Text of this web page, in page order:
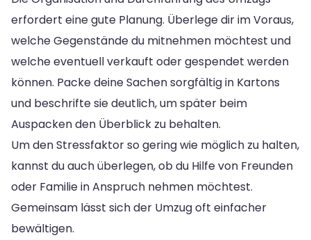
erfordert eine gute Planung. Überlege dir im Voraus,
welche Gegenstände du mitnehmen möchtest und
welche eventuell verkauft oder gespendet werden
können. Packe deine Sachen sorgfältig in Kartons
und beschrifte sie deutlich, um später beim
Auspacken den Überblick zu behalten.
Um den Stressfaktor so gering wie möglich zu halten,
kannst du auch überlegen, ob du Hilfe von Freunden
oder Familie in Anspruch nehmen möchtest.
Gemeinsam lässt sich der Umzug oft einfacher
bewältigen.